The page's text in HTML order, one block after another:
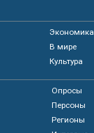
Экономика
В мире
Культура
Опросы
Персоны
Регионы